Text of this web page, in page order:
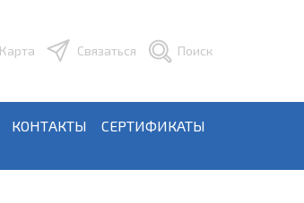
Карта Связаться Поиск
КОНТАКТЫ СЕРТИФИКАТЫ